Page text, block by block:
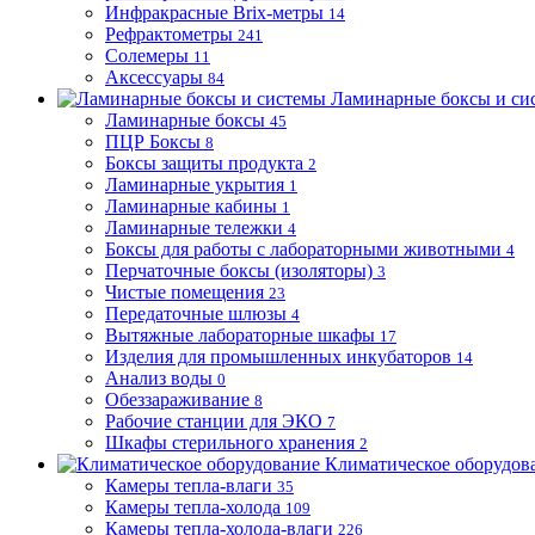
Инфракрасные Brix-метры 14
Рефрактометры 241
Солемеры 11
Аксессуары 84
Ламинарные боксы и
Ламинарные боксы 45
ПЦР Боксы 8
Боксы защиты продукта 2
Ламинарные укрытия 1
Ламинарные кабины 1
Ламинарные тележки 4
Боксы для работы с лабораторными животными 4
Перчаточные боксы (изоляторы) 3
Чистые помещения 23
Передаточные шлюзы 4
Вытяжные лабораторные шкафы 17
Изделия для промышленных инкубаторов 14
Анализ воды 0
Обеззараживание 8
Рабочие станции для ЭКО 7
Шкафы стерильного хранения 2
Климатическое
Камеры тепла-влаги 35
Камеры тепла-холода 109
Камеры тепла-холода-влаги 226